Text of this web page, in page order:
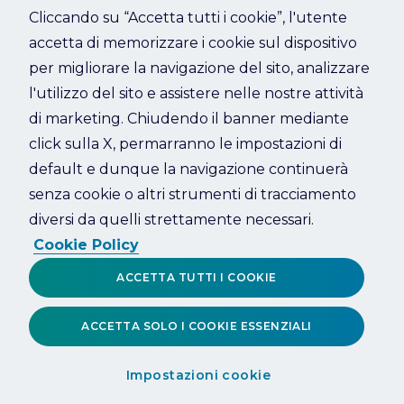
Refresh
Cliccando su “Accetta tutti i cookie”, l'utente
accetta di memorizzare i cookie sul dispositivo
per migliorare la navigazione del sito, analizzare
l'utilizzo del sito e assistere nelle nostre attività
di marketing. Chiudendo il banner mediante
click sulla X, permarranno le impostazioni di
default e dunque la navigazione continuerà
senza cookie o altri strumenti di tracciamento
diversi da quelli strettamente necessari.
Cookie Policy
Impostazioni cookie
ACCETTA SOLO I COOKIE ESSENZIALI
ACCETTA TUTTI I COOKIE